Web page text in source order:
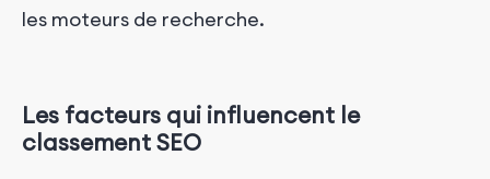
les moteurs de recherche.
Les facteurs qui influencent le
classement SEO